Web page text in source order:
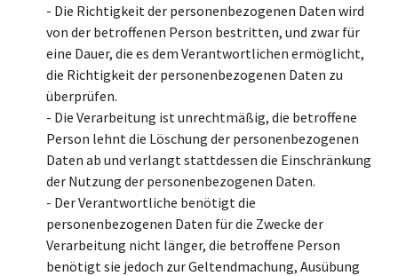
- Die Richtigkeit der personenbezogenen Daten wird
von der betroffenen Person bestritten, und zwar für
eine Dauer, die es dem Verantwortlichen ermöglicht,
die Richtigkeit der personenbezogenen Daten zu
überprüfen.
- Die Verarbeitung ist unrechtmäßig, die betroffene
Person lehnt die Löschung der personenbezogenen
Daten ab und verlangt stattdessen die Einschränkung
der Nutzung der personenbezogenen Daten.
- Der Verantwortliche benötigt die
personenbezogenen Daten für die Zwecke der
Verarbeitung nicht länger, die betroffene Person
benötigt sie jedoch zur Geltendmachung, Ausübung